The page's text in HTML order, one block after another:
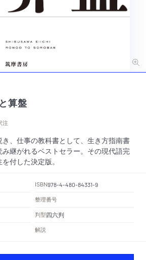
算盤
注
、仕事の教科書として、生き方指南書
継がれるベストセラー。その現代語完
付した決定版。
ISBN978-4-480-84331-9
整理番号
判型四六判
解説